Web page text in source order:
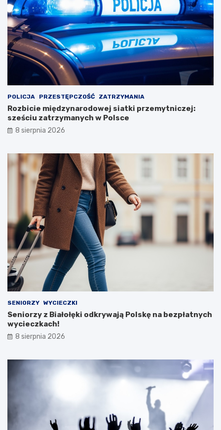
POLICJA PRZESTĘPCZOŚĆ ZATRZYMANIA
Rozbicie międzynarodowej siatki przemytniczej:
sześciu zatrzymanych w Polsce
8 sierpnia 2026
SENIORZY WYCIECZKI
Seniorzy z Białołęki odkrywają Polskę na bezpłatnych
wycieczkach!
8 sierpnia 2026